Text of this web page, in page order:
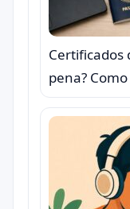
Certificados
pena?